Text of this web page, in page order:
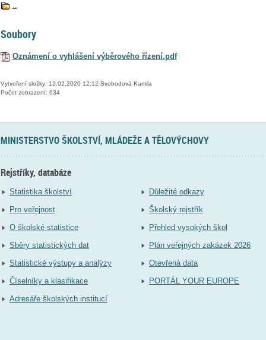
..
Soubory
Oznámení o vyhlášení výběrového řízení.pdf
Vytvoření složky: 12.02.2020 12:12 Svobodová Kamila
Počet zobrazení: 634
MINISTERSTVO ŠKOLSTVÍ, MLÁDEŽE A TĚLOVÝCHOVY
Rejstříky, databáze
Statistika školství
Pro veřejnost
O školské statistice
Sběry statistických dat
Statistické výstupy a analýzy
Číselníky a klasifikace
Adresáře školských institucí
Důležité odkazy
Školský rejstřík
Přehled vysokých škol
Plán veřejných zakázek 2026
Otevřená data
PORTÁL YOUR EUROPE